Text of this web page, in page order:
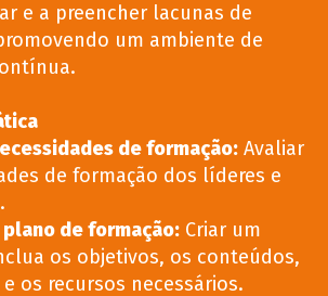
e a preencher lacunas de
um ambiente de
de formação: Avaliar
de formação dos líderes e
plano de formação: Criar um
os objetivos, os conteúdos,
os recursos necessários.